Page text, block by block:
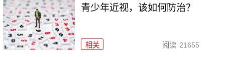
青少年近视，该如何防治？
相关 阅读 21655